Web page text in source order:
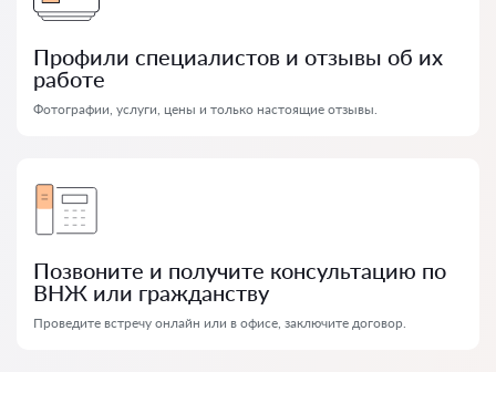
Профили специалистов и отзывы об их
работе
Фотографии, услуги, цены и только настоящие отзывы.
Позвоните и получите консультацию по
ВНЖ или гражданству
Проведите встречу онлайн или в офисе, заключите договор.